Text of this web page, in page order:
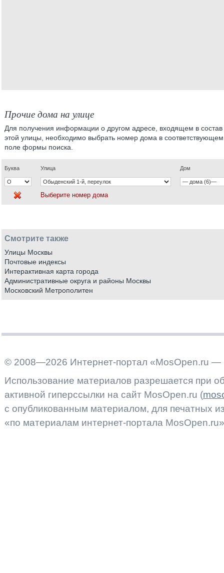
Прочие дома на улице
Для получения информации о другом адресе, входящем в состав
этой улицы, необходимо выбрать номер дома в соответствующем
поле формы поиска.
Буква Улица Дом
Выберите номер дома
Смотрите также
Улицы Москвы
Почтовые индексы
Интерактивная карта города
Административные округа и районы Москвы
Московский Метрополитен
© 2008—2026 Интернет-портал «MosOpen.ru —
Использование материалов разрешается при
активной гиперссылки на сайт MosOpen.ru (
с опубликованным материалом, для печатных
«по материалам интернет-портала